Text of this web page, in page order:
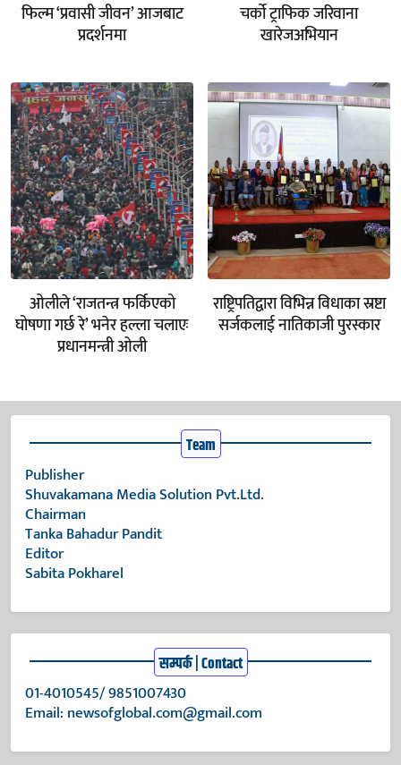
फिल्म ‘प्रवासी जीवन’ आजबाट
प्रदर्शनमा
चर्को ट्राफिक जरिवाना
खारेजअभियान
ओलीले ‘राजतन्त्र फर्किएको
घोषणा गर्छ रे’ भनेर हल्ला चलाएः
प्रधानमन्त्री ओली
राष्ट्रिपतिद्वारा विभिन्न विधाका स्रष्टा
सर्जकलाई नातिकाजी पुरस्कार
Team
Publisher
Shuvakamana Media Solution Pvt.Ltd.
Chairman
Tanka Bahadur Pandit
Editor
Sabita Pokharel
सम्पर्क | Contact
01-4010545/ 9851007430
Email: newsofglobal.com@gmail.com